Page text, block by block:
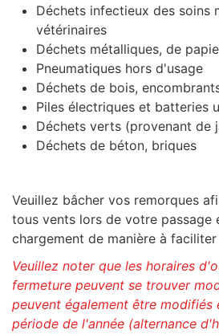
Déchets infectieux des soins
vétérinaires
Déchets métalliques, de
Pneumatiques hors d'usage
Déchets de bois,
Piles électriques et batteries
Déchets verts (provenant de
Déchets de béton, briques
Veuillez bâcher vos remorques
tous vents lors de votre passage
chargement de manière à
Veuillez noter que les horaires
fermeture peuvent se trouver
peuvent également être modifiés
période de l'année (alternance